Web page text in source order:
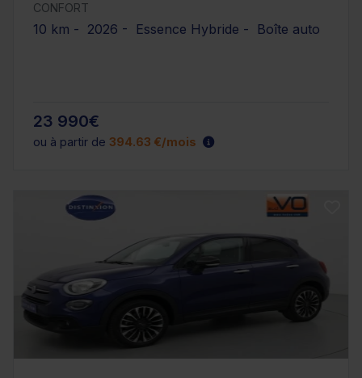
CONFORT
10 km - 2026 - Essence Hybride - Boîte auto
23 990€
ou à partir de 394.63 €/mois